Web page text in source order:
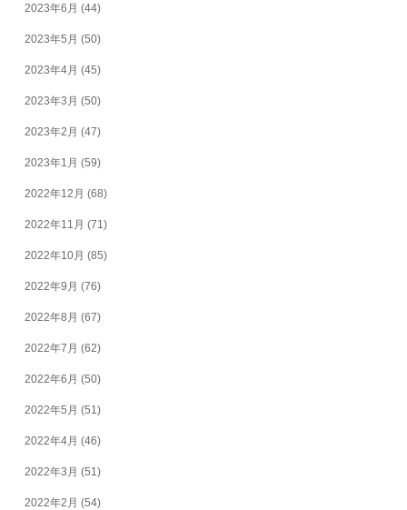
2023年6月 (44)
2023年5月 (50)
2023年4月 (45)
2023年3月 (50)
2023年2月 (47)
2023年1月 (59)
2022年12月 (68)
2022年11月 (71)
2022年10月 (85)
2022年9月 (76)
2022年8月 (67)
2022年7月 (62)
2022年6月 (50)
2022年5月 (51)
2022年4月 (46)
2022年3月 (51)
2022年2月 (54)